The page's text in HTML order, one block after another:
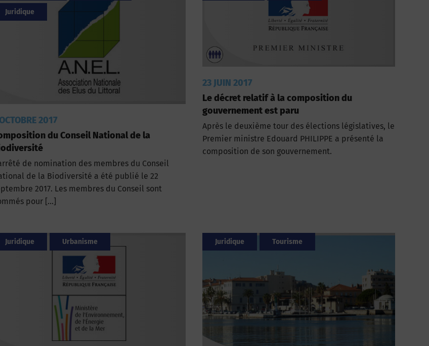
Juridique
2017
du Conseil National de la
de nomination des membres du Conseil
de la Biodiversité a été publié le 22
2017. Les membres du Conseil sont
pour […]
23 JUIN 2017
Le décret relatif à la composition du
gouvernement est paru
Après le deuxième tour des élections législatives, le
Premier ministre Edouard PHILIPPE a présenté la
composition de son gouvernement.
Juridique Urbanisme Juridique Tourisme